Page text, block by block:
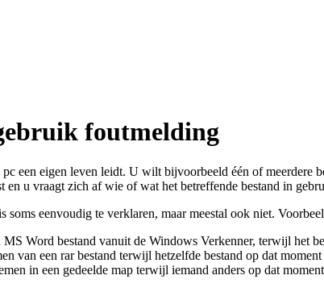
foutmelding
een eigen leven leidt. U wilt bijvoorbeeld één of meerdere
en u vraagt zich af wie of wat het betreffende bestand in
soms eenvoudig te verklaren, maar meestal ook niet.
Word bestand vanuit de Windows Verkenner, terwijl het
van een rar bestand terwijl hetzelfde bestand op dat
in een gedeelde map terwijl iemand anders op dat